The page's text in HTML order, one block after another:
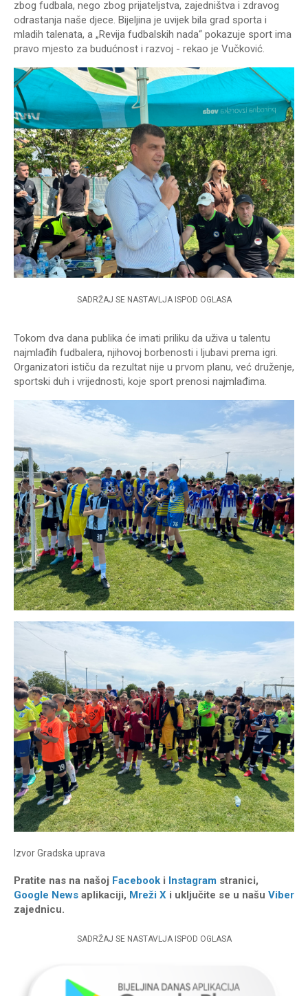
zbog fudbala, nego zbog prijateljstva, zajedništva i zdravog
odrastanja naše djece. Bijeljina je uvijek bila grad sporta i
mladih talenata, a „Revija fudbalskih nada“ pokazuje sport ima
pravo mjesto za budućnost i razvoj - rekao je Vučković.
SADRŽAJ SE NASTAVLJA ISPOD OGLASA
Tokom dva dana publika će imati priliku da uživa u talentu
najmlađih fudbalera, njihovoj borbenosti i ljubavi prema igri.
Organizatori ističu da rezultat nije u prvom planu, već druženje,
sportski duh i vrijednosti, koje sport prenosi najmlađima.
IzvorGradska uprava
Pratite nas na našoj Facebook i Instagram stranici,
Google News aplikaciji, Mreži X i uključite se u našu Viber
zajednicu.
SADRŽAJ SE NASTAVLJA ISPOD OGLASA